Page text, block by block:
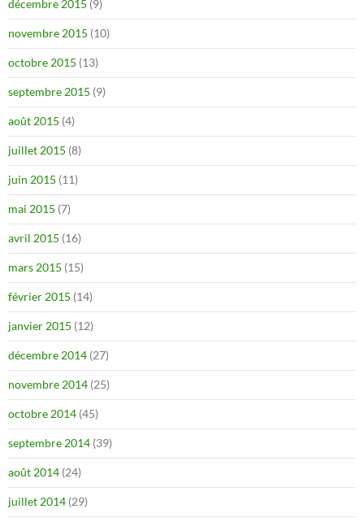
décembre 2015 (9)
novembre 2015 (10)
octobre 2015 (13)
septembre 2015 (9)
août 2015 (4)
juillet 2015 (8)
juin 2015 (11)
mai 2015 (7)
avril 2015 (16)
mars 2015 (15)
février 2015 (14)
janvier 2015 (12)
décembre 2014 (27)
novembre 2014 (25)
octobre 2014 (45)
septembre 2014 (39)
août 2014 (24)
juillet 2014 (29)